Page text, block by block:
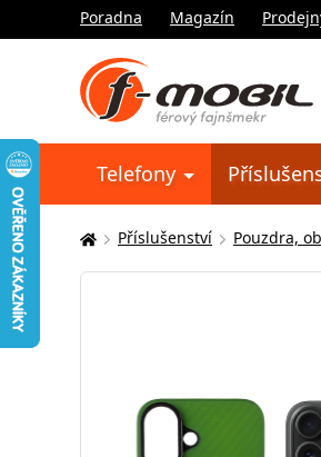
Poradna Magazín
Telefony
Zde
se
Příslušenství Pouzdra,